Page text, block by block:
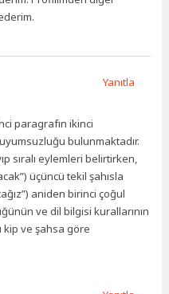
paragrafın ikinci
bulunmaktadır.
sıralı eylemleri belirtirken,
üçüncü tekil şahısla
aniden birinci çoğul
ve dil bilgisi kurallarının
kip ve şahsa göre
Yanıtla